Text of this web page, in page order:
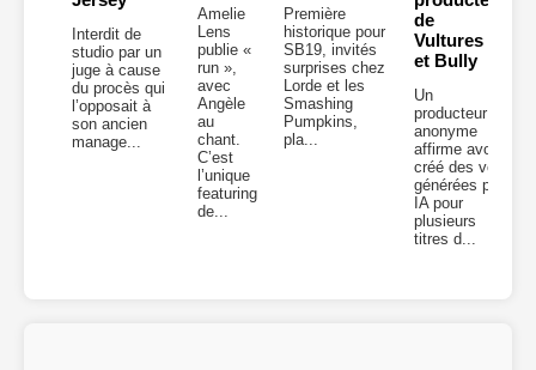
Interdit de
studio par un
juge à cause
du procès qui
l’opposait à
son ancien
manage...
Amelie
Lens
publie «
run »,
avec
Angèle
au
chant.
C’est
l’unique
featuring
de...
Première
historique pour
SB19, invités
surprises chez
Lorde et les
Smashing
Pumpkins,
pla...
de
Vultures 2
et Bully
Un
producteur
anonyme
affirme avoir
créé des voix
générées par
IA pour
plusieurs
titres d...